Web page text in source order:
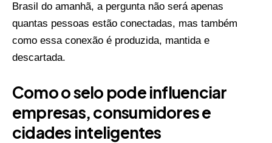
Brasil do amanhã, a pergunta não será apenas
quantas pessoas estão conectadas, mas também
como essa conexão é produzida, mantida e
descartada.
Como o selo pode influenciar
empresas, consumidores e
cidades inteligentes